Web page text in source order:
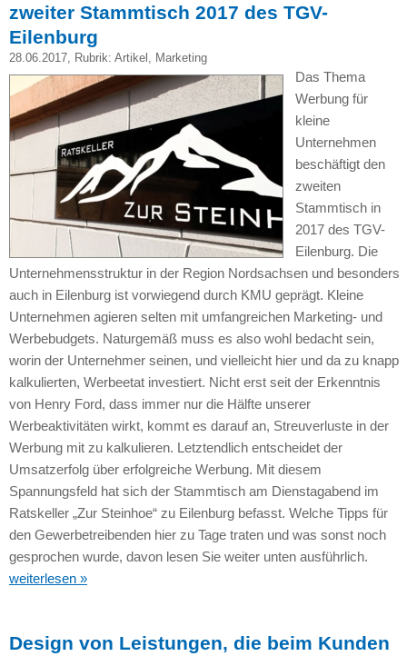
zweiter Stammtisch 2017 des TGV-
Eilenburg
28.06.2017, Rubrik: Artikel , Marketing
Das Thema
Werbung für
kleine
Unternehmen
beschäftigt den
zweiten
Stammtisch in
2017 des TGV-
Eilenburg. Die
Unternehmensstruktur in der Region Nordsachsen und besonders
auch in Eilenburg ist vorwiegend durch KMU geprägt. Kleine
Unternehmen agieren selten mit umfangreichen Marketing- und
Werbebudgets. Naturgemäß muss es also wohl bedacht sein,
worin der Unternehmer seinen, und vielleicht hier und da zu knapp
kalkulierten, Werbeetat investiert. Nicht erst seit der Erkenntnis
von Henry Ford, dass immer nur die Hälfte unserer
Werbeaktivitäten wirkt, kommt es darauf an, Streuverluste in der
Werbung mit zu kalkulieren. Letztendlich entscheidet der
Umsatzerfolg über erfolgreiche Werbung. Mit diesem
Spannungsfeld hat sich der Stammtisch am Dienstagabend im
Ratskeller „Zur Steinhoe“ zu Eilenburg befasst. Welche Tipps für
den Gewerbetreibenden hier zu Tage traten und was sonst noch
gesprochen wurde, davon lesen Sie weiter unten ausführlich.
weiterlesen »
Design von Leistungen, die beim Kunden